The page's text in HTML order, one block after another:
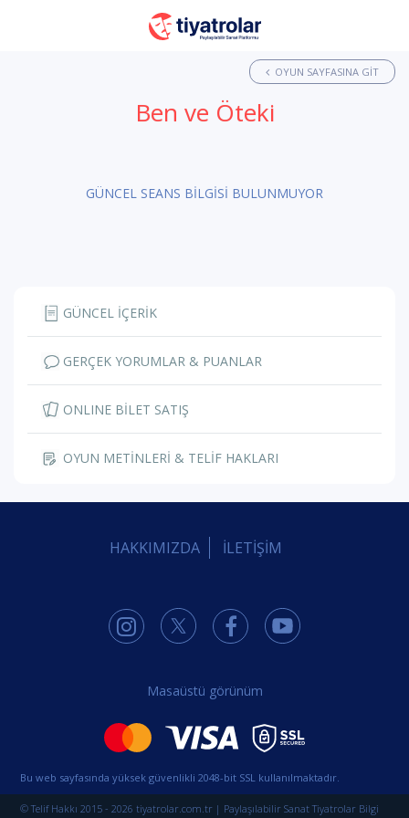
OYUN SAYFASINA GIT
Ben ve Öteki
GÜNCEL SEANS BİLGİSİ BULUNMUYOR
GÜNCEL İÇERİK
GERÇEK YORUMLAR & PUANLAR
ONLINE BİLET SATIŞ
OYUN METİNLERİ & TELİF HAKLARI
HAKKIMIZDA İLETİŞİM
Masaüstü görünüm
Bu web sayfasında yüksek güvenlikli 2048-bit SSL kullanılmaktadır.
© Telif Hakkı 2015 - 2026 tiyatrolar.com.tr | Paylaşılabilir Sanat Tiyatrolar Bilgi